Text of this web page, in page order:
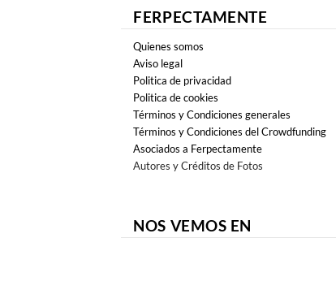
FERPECTAMENTE
Quienes somos
Aviso legal
Politica de privacidad
Politica de cookies
Términos y Condiciones generales
Términos y Condiciones del Crowdfunding
Asociados a Ferpectamente
Autores y Créditos de Fotos
NOS VEMOS EN